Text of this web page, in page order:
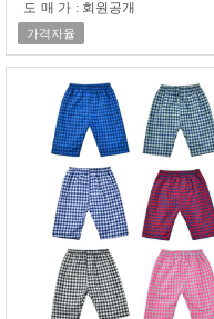
도매가 : 회원공개
가격자율